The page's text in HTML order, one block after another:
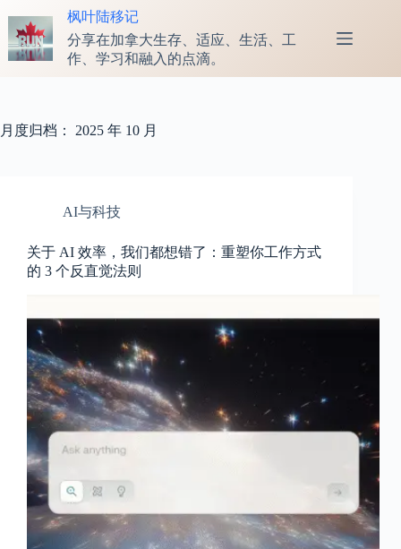
内
容
枫叶陆移记
分享在加拿大生存、适应、生活、工
作、学习和融入的点滴。
月度归档： 2025 年 10 月
AI与科技
关于 AI 效率，我们都想错了：重塑你工作方式
的 3 个反直觉法则